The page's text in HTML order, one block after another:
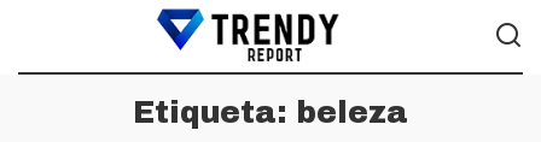
Etiqueta: beleza